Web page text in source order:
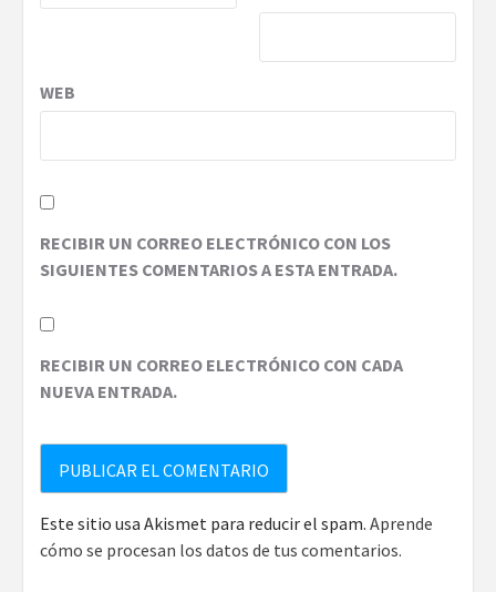
WEB
RECIBIR UN CORREO ELECTRÓNICO CON LOS
SIGUIENTES COMENTARIOS A ESTA ENTRADA.
RECIBIR UN CORREO ELECTRÓNICO CON CADA
NUEVA ENTRADA.
Este sitio usa Akismet para reducir el spam. Aprende
cómo se procesan los datos de tus comentarios.